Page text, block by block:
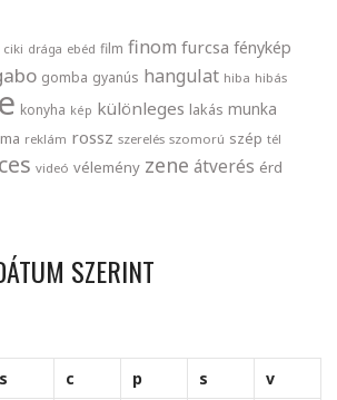
ciki drága ebéd film finom furcsa fénykép
gomba gyanús hangulat hiba hibás
konyha kép különleges lakás munka
reklám rossz szerelés szomorú szép tél
videó vélemény zene átverés érd
SZERINT
s c p s
v